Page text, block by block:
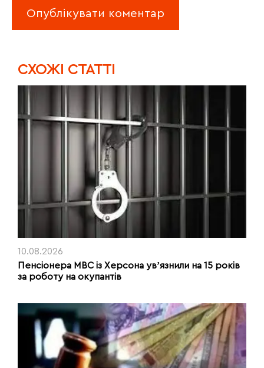
CХОЖІ СТАТТІ
10.08.2026
Пенсіонера МВС із Херсона увʼязнили на 15 років
за роботу на окупантів